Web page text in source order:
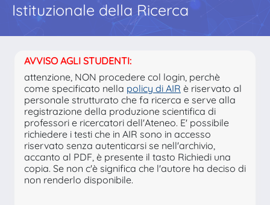
Istituzionale della Ricerca
AVVISO AGLI STUDENTI:
attenzione, NON procedere col login, perchè
come specificato nella policy di AIR è riservato al
personale strutturato che fa ricerca e serve alla
registrazione della produzione scientifica di
professori e ricercatori dell'Ateneo. E' possibile
richiedere i testi che in AIR sono in accesso
riservato senza autenticarsi se nell'archivio,
accanto al PDF, è presente il tasto Richiedi una
copia. Se non c'è significa che l'autore ha deciso di
non renderlo disponibile.